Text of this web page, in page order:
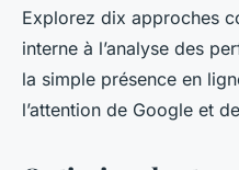
Explorez dix approches
interne à l’analyse des
la simple présence en
l’attention de Google et